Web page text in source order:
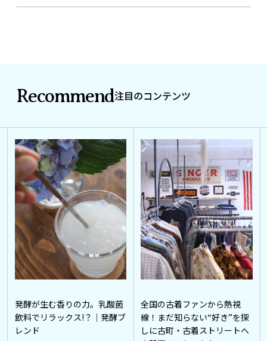
Recommend注目のコンテンツ
発酵が生む香りの力。乳酸菌
飲料でリラックス!？｜発酵ブ
レンド
全国の古着ファンから熱視
線！まだ知らない“好き”を探
しに古町・古着ストリートへ